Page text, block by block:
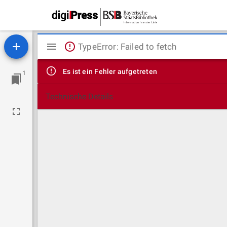
1
Mirador
Viewer
TypeError: Failed to fetch
Es ist ein Fehler aufgetreten
Technische Details